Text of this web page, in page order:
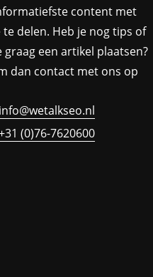
content met
te delen. Heb je nog tips of
graag een artikel plaatsen?
dan contact met ons op
info@wetalkseo.nl
(0)76-7620600